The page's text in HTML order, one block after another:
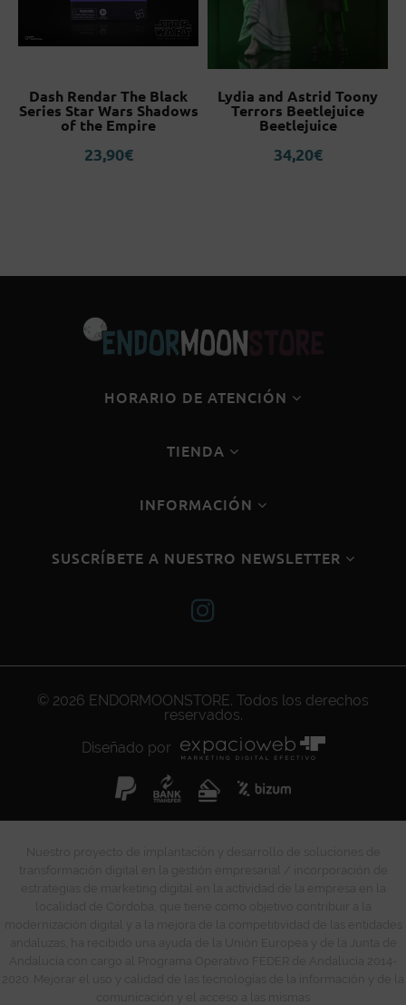
Dash Rendar The Black
Series Star Wars Shadows
of the Empire
23,90€
Lydia and Astrid Toony
Terrors Beetlejuice
Beetlejuice
34,20€
HORARIO DE ATENCIÓN
TIENDA
INFORMACIÓN
SUSCRÍBETE A NUESTRO NEWSLETTER
© 2026 ENDORMOONSTORE. Todos los derechos
reservados.
Diseñado por